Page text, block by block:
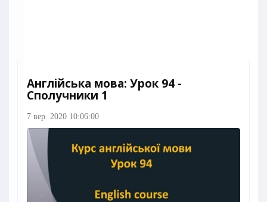
Англійська мова: Урок 94 -
Сполучники 1
7 вер. 2020 10:06:00